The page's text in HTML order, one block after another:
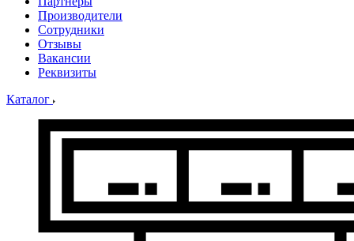
Производители
Сотрудники
Отзывы
Вакансии
Реквизиты
Каталог